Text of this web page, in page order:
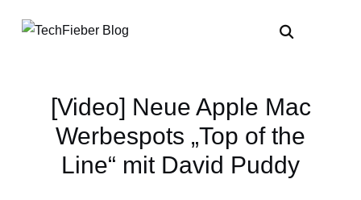
[Video] Neue Apple Mac
Werbespots „Top of the
Line“ mit David Puddy